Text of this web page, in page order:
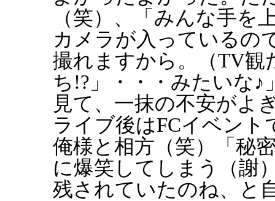
（笑）、「みんな手を
カメラが入っているの
撮れますから。（TV観
ち!?」・・・みたいな
見て、一抹の不安がよ
ライブ後はFCイベン
俺様と相方（笑）「秘
に爆笑してしまう（謝
残されていたのね、と